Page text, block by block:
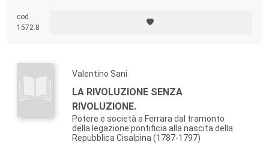
cod.
1572.8
Valentino Sani
LA RIVOLUZIONE SENZA
RIVOLUZIONE.
Potere e società a Ferrara dal tramonto
della legazione pontificia alla nascita della
Repubblica Cisalpina (1787-1797)